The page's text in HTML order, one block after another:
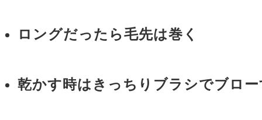
ロングだったら毛先は巻く
乾かす時はきっちりブラシでブロ